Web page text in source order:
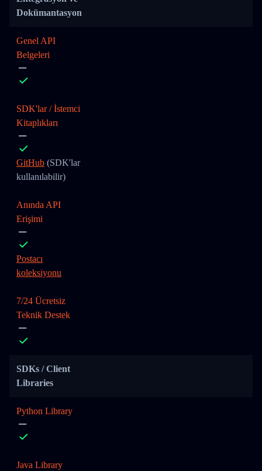
Dokümantasyon
Genel API
Belgeleri
SDK'lar / İstemci
Kitaplıkları
GitHub (SDK'lar
kullanılabilir)
Anında API
Erişimi
Postacı
koleksiyonu
7/24 Ücretsiz
Teknik Destek
SDKs / Client
Libraries
Python Library
Java Library